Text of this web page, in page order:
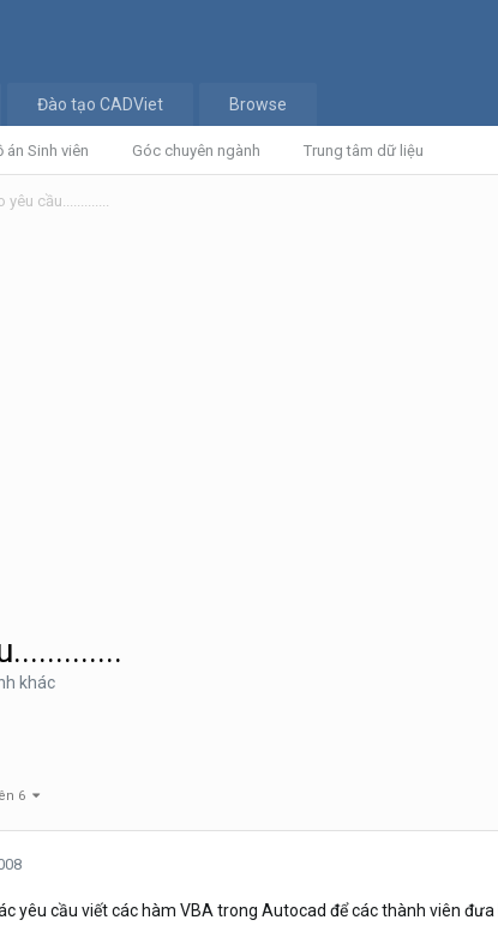
án Sinh viên Góc chuyên ngành Trung tâm dữ liệu
Đào tạo CADViet Browse
yêu cầu.............
khác
6
yêu cầu viết các hàm VBA trong Autocad để các thành viên đưa